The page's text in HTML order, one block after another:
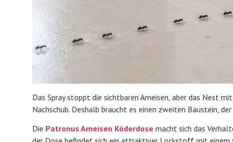
Das Spray stoppt die sichtbaren Ameisen, aber das Nest
Nachschub. Deshalb braucht es einen zweiten Baustein,
Die Patronus Ameisen Köderdose macht sich das